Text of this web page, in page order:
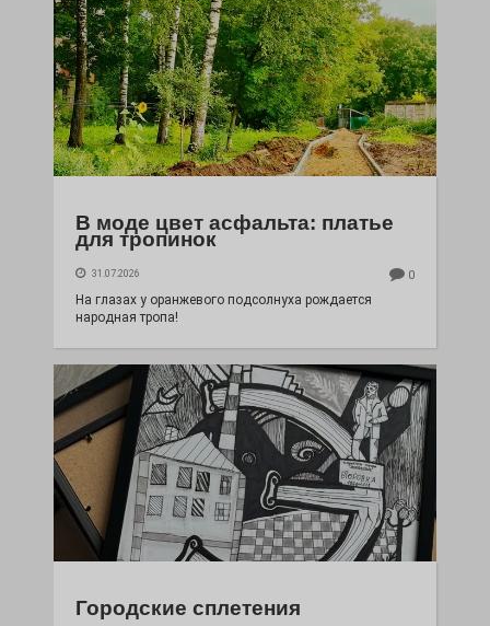
В моде цвет асфальта: платье
для тропинок
31.07.2026 0
На глазах у оранжевого подсолнуха рождается
народная тропа!
Городские сплетения